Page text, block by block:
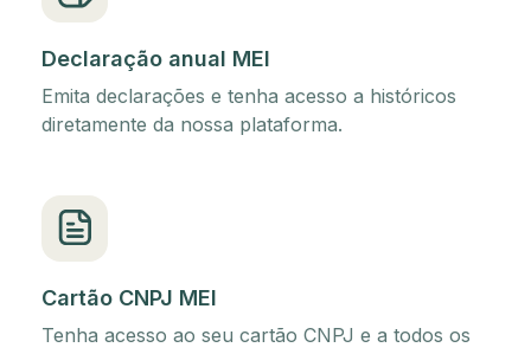
Declaração anual MEI
Emita declarações e tenha acesso a históricos
diretamente da nossa plataforma.
Cartão CNPJ MEI
Tenha acesso ao seu cartão CNPJ e a todos os